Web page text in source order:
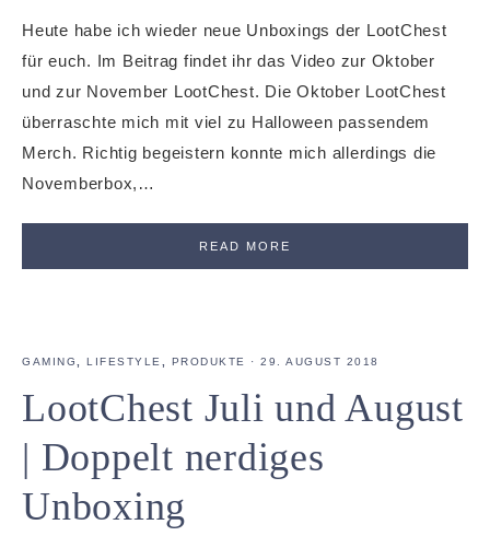
Heute habe ich wieder neue Unboxings der LootChest
für euch. Im Beitrag findet ihr das Video zur Oktober
und zur November LootChest. Die Oktober LootChest
überraschte mich mit viel zu Halloween passendem
Merch. Richtig begeistern konnte mich allerdings die
Novemberbox,…
READ MORE
GAMING LIFESTYLE PRODUKTE · 29. AUGUST 2018
LootChest Juli und August
| Doppelt nerdiges
Unboxing